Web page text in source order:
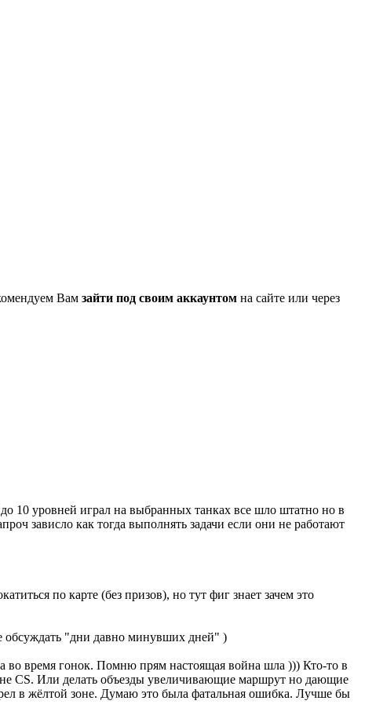
Вам зайти под своим аккаунтомна сайте или через
10 уровней играл на выбранных танках все шло штатно но в
зависло как тогда выполнять задачи если они не работают
по карте (без призов), но тут фиг знает зачем это
обсуждать "дни давно минувших дней" )
во время гонок. Помню прям настоящая война шла ))) Кто-то в
CS. Или делать объезды увеличивающие маршрут но дающие
в жёлтой зоне. Думаю это была фатальная ошибка. Лучше бы